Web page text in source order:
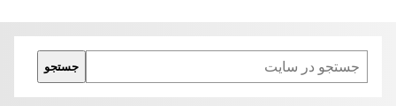
Search
جستجو